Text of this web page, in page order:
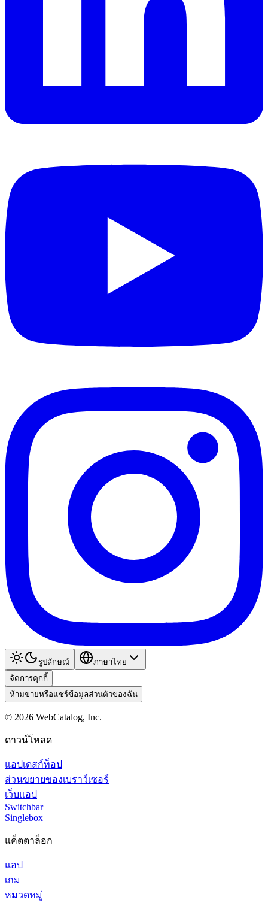
รูปลักษณ์
ภาษาไทย
จัดการคุกกี้
ห้ามขายหรือแชร์ข้อมูลส่วนตัวของฉัน
© 2026 WebCatalog, Inc.
ดาวน์โหลด
แอปเดสก์ท็อป
ส่วนขยายของเบราว์เซอร์
เว็บแอป
Switchbar
Singlebox
แค็ตตาล็อก
แอป
เกม
หมวดหมู่